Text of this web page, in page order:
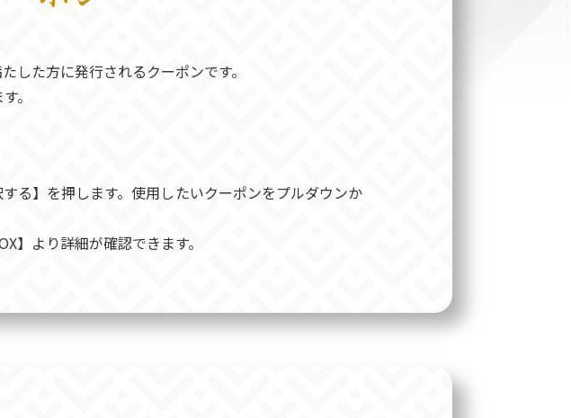
した方に発行されるクーポンです。
。
る】を押します。使用したいクーポンをプルダウンか
】より詳細が確認できます。